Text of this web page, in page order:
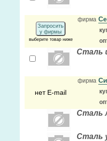
Запросить
у фирмы
выберите товар ниже
фирма
Сталь
нет E-mail
фирма
Сталь
Сталь